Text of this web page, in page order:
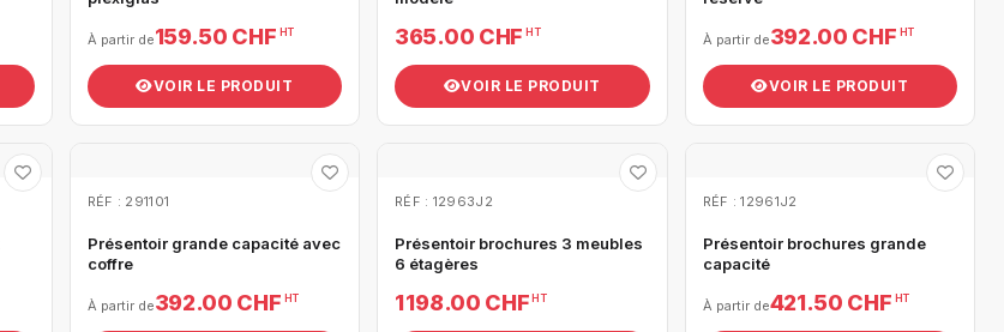
À partir de159.50 CHF HT
VOIR LE PRODUIT
365.00 CHF HT
VOIR LE PRODUIT
À partir de392.00 CHF HT
VOIR LE PRODUIT
RÉF : 291101
Présentoir grande capacité avec
coffre
À partir de392.00 CHF HT
RÉF : 12963J2
Présentoir brochures 3 meubles
6 étagères
1 198.00 CHF HT
RÉF : 12961J2
Présentoir brochures grande
capacité
À partir de421.50 CHF HT